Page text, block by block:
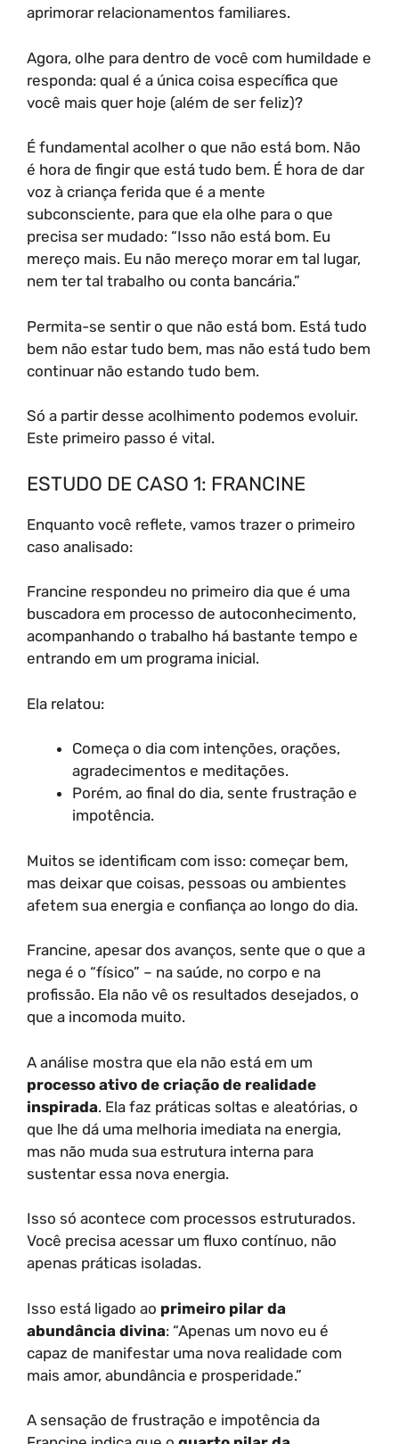
aprimorar relacionamentos familiares.
Agora, olhe para dentro de você com humildade e
responda: qual é a única coisa específica que
você mais quer hoje (além de ser feliz)?
É fundamental acolher o que não está bom. Não
é hora de fingir que está tudo bem. É hora de dar
voz à criança ferida que é a mente
subconsciente, para que ela olhe para o que
precisa ser mudado: “Isso não está bom. Eu
mereço mais. Eu não mereço morar em tal lugar,
nem ter tal trabalho ou conta bancária.”
Permita-se sentir o que não está bom. Está tudo
bem não estar tudo bem, mas não está tudo bem
continuar não estando tudo bem.
Só a partir desse acolhimento podemos evoluir.
Este primeiro passo é vital.
ESTUDO DE CASO 1: FRANCINE
Enquanto você reflete, vamos trazer o primeiro
caso analisado:
Francine respondeu no primeiro dia que é uma
buscadora em processo de autoconhecimento,
acompanhando o trabalho há bastante tempo e
entrando em um programa inicial.
Ela relatou:
Começa o dia com intenções, orações,
agradecimentos e meditações.
Porém, ao final do dia, sente frustração e
impotência.
Muitos se identificam com isso: começar bem,
mas deixar que coisas, pessoas ou ambientes
afetem sua energia e confiança ao longo do dia.
Francine, apesar dos avanços, sente que o que a
nega é o “físico” – na saúde, no corpo e na
profissão. Ela não vê os resultados desejados, o
que a incomoda muito.
A análise mostra que ela não está em um
processo ativo de criação de realidade
inspirada. Ela faz práticas soltas e aleatórias, o
que lhe dá uma melhoria imediata na energia,
mas não muda sua estrutura interna para
sustentar essa nova energia.
Isso só acontece com processos estruturados.
Você precisa acessar um fluxo contínuo, não
apenas práticas isoladas.
Isso está ligado ao primeiro pilar da
abundância divina: “Apenas um novo eu é
capaz de manifestar uma nova realidade com
mais amor, abundância e prosperidade.”
A sensação de frustração e impotência da